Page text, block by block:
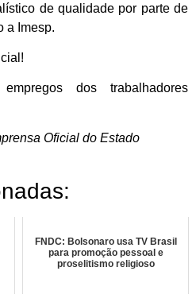
de qualidade por parte de
a Imesp.
dos trabalhadores
Oficial do Estado
FNDC: Bolsonaro usa TV Brasil
para promoção pessoal e
proselitismo religioso